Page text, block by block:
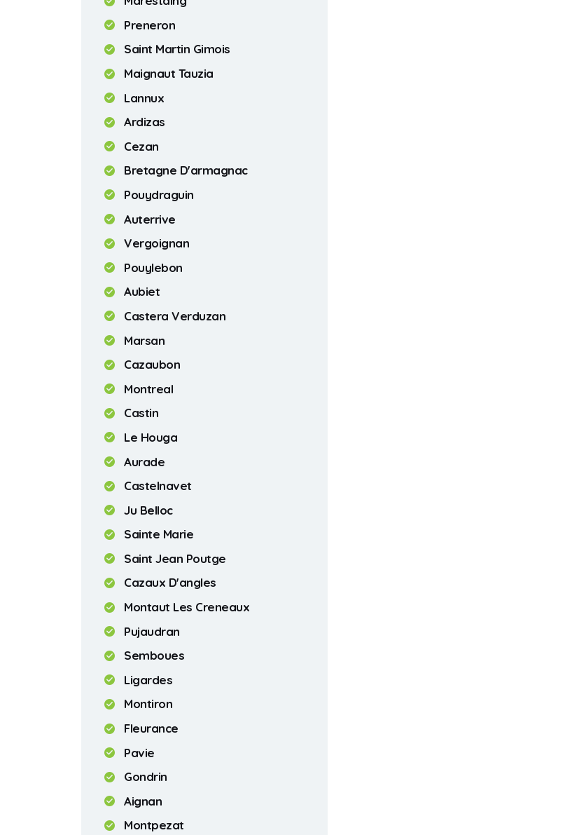
Preneron
Saint Martin Gimois
Maignaut Tauzia
Lannux
Ardizas
Cezan
Bretagne D'armagnac
Pouydraguin
Auterrive
Vergoignan
Pouylebon
Aubiet
Castera Verduzan
Marsan
Cazaubon
Montreal
Castin
Le Houga
Aurade
Castelnavet
Ju Belloc
Sainte Marie
Saint Jean Poutge
Cazaux D'angles
Montaut Les Creneaux
Pujaudran
Semboues
Ligardes
Montiron
Fleurance
Pavie
Gondrin
Aignan
Montpezat